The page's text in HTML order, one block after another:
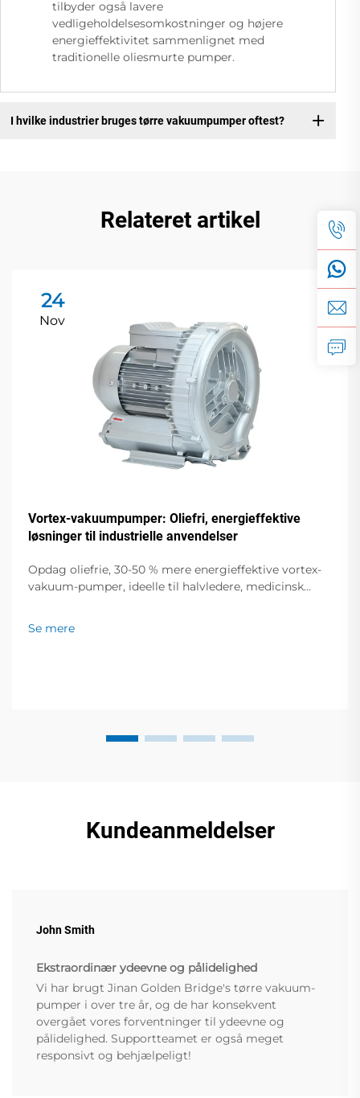
tilbyder også lavere
vedligeholdelsesomkostninger og højere
energieffektivitet sammenlignet med
traditionelle oliesmurte pumper.
I hvilke industrier bruges tørre vakuumpumper oftest?
Relateret artikel
24
Nov
Vortex-vakuumpumper: Oliefri, energieffektive
løsninger til industrielle anvendelser
Opdag oliefrie, 30-50 % mere energieffektive vortex-
vakuum-pumper, ideelle til halvledere, medicinsk
Se mere
Kundeanmeldelser
John Smith
Ekstraordinær ydeevne og pålidelighed
Vi har brugt Jinan Golden Bridge's tørre vakuum-
pumper i over tre år, og de har konsekvent
overgået vores forventninger til ydeevne og
pålidelighed. Supportteamet er også meget
responsivt og behjælpeligt!